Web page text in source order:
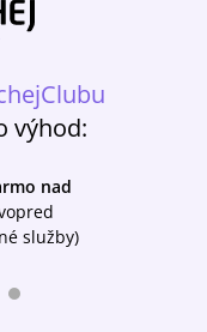
výhod:
nad
služby)